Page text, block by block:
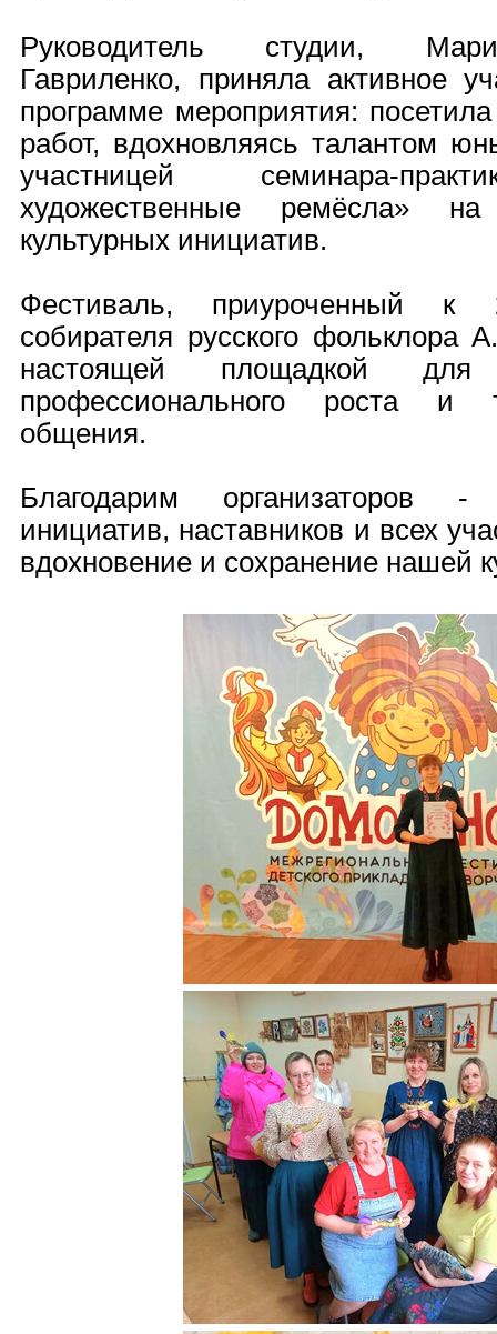
Руководитель студии,
Гавриленко, приняла активное
программе мероприятия:
работ, вдохновляясь талантом
участницей семинара-
художественные ремёсла»
культурных инициатив.
Фестиваль, приуроченный к
собирателя русского фольклора
настоящей площадкой
профессионального роста и
общения.
Благодарим организаторов
инициатив, наставников и всех
вдохновение и сохранение нашей